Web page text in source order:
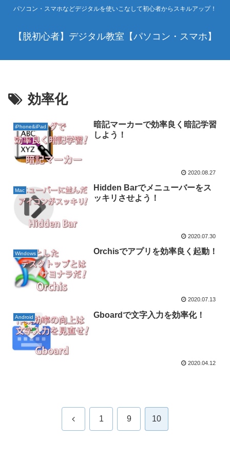
パソコン・スマホなどデジタルを使いこなして初心者からスキルアップ！
【脱初心者】デジタル教室【パソコン・スマホ】
効率化
iPhone&iPad
暗記マーカーで効率良く暗記学習
しよう！
2020.08.27
Mac
Hidden Barでメニューバーをス
ッキリさせよう！
2020.07.30
Windows Orchisでアプリを効率良く起動！
2020.07.13
Android Gboardで文字入力を効率化！
2020.04.12
前 1 9 10